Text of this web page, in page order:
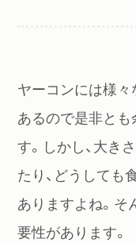
ヤーコンには様々
あるので是非と
す。しかし、大き
たり、どうしても
ありますよね。そ
要性があります。